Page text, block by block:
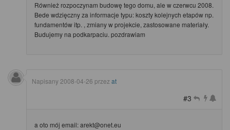
Również rozpoczynam budowę tego domu, ale w czerwcu 2008.
Bede wdzięczny za informacje typu: koszty kolejnych etapów np.
fundamentów itp. , zmiany w projekcie, zastosowane materiały.
Budujemy na podkarpaciu. pozdrawiam
Napisany 2008-04-26 przez at
#3
a oto mój email: arekt@onet.eu